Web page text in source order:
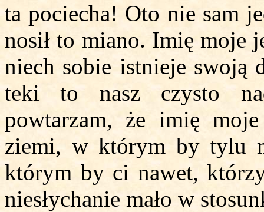
ta pociecha! Oto nie sam
nosił to miano. Imię moje
niech sobie istnieje swoją
teki to nasz czysto
powtarzam, że imię
ziemi, w którym by tylu
którym by ci nawet,
niesłychanie mało w